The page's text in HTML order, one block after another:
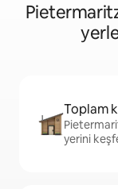
Toplam
yerini